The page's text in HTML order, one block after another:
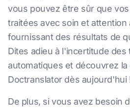
vous pouvez être sûr que
traitées avec soin et attention
fournissant des résultats de
Dites adieu à l'incertitude des
automatiques et découvrez
Doctranslator dès aujourd'hui
De plus, si vous avez besoin